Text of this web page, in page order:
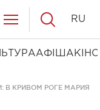
АФІША КІНО
RU
В КРИВОМ РОГЕ МАРИЯ